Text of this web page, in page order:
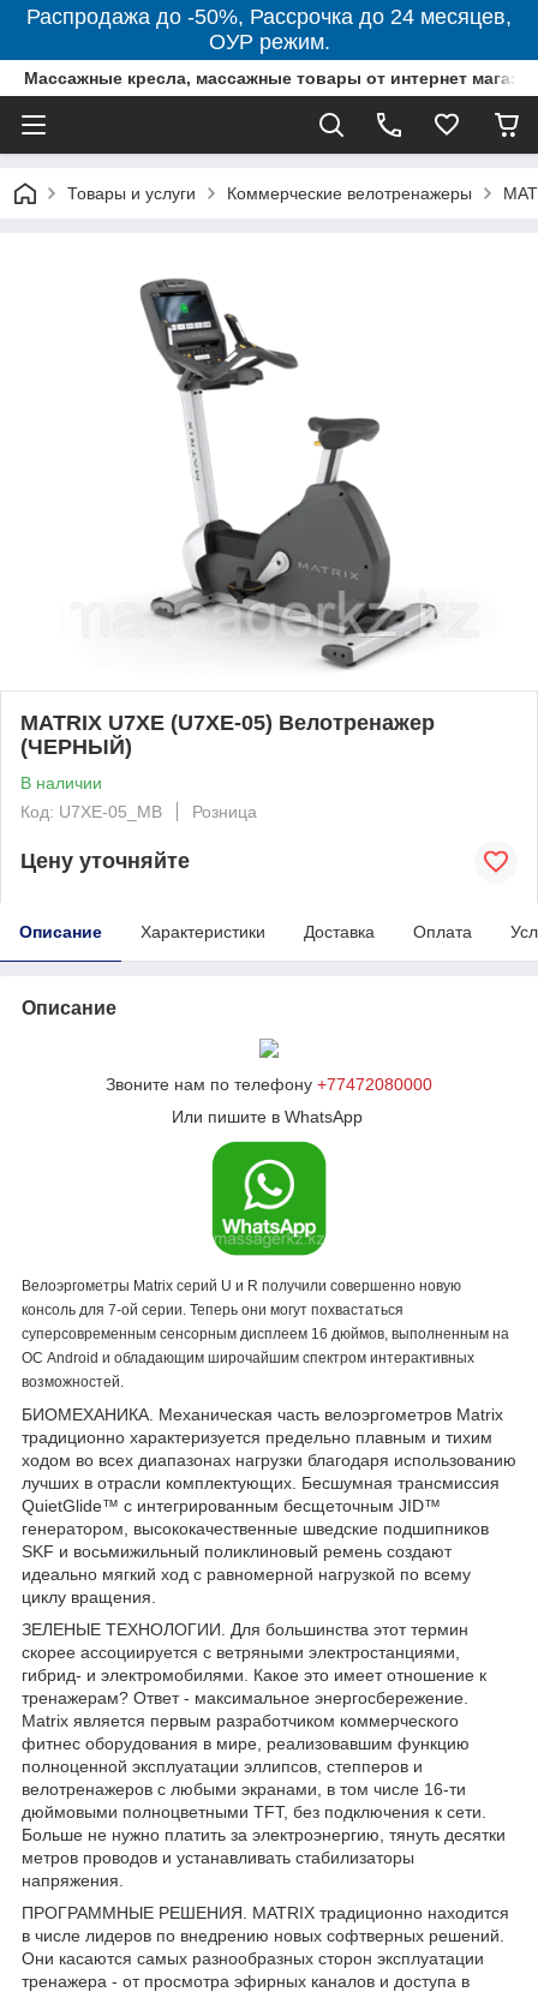
Распродажа до -50%, Рассрочка до 24 месяцев,
ОУР режим.
Массажные кресла, массажные товары от интернет
Товары и услуги Коммерческие велотренажеры
MATRIX U7XE (U7XE-05) Велотренажер
(ЧЕРНЫЙ)
В наличии
Код: U7XE-05_MB
Розница
Цену уточняйте
Описание Характеристики Доставка Оплата
Описание
Звоните нам по телефону +77472080000
Или пишите в WhatsApp
Велоэргометры Matrix серий U и R получили совершенно новую
консоль для 7-ой серии. Теперь они могут похвастаться
суперсовременным сенсорным дисплеем 16 дюймов, выполненным на
ОС Android и обладающим широчайшим спектром интерактивных
возможностей.
БИОМЕХАНИКА. Механическая часть велоэргометров Matrix
традиционно характеризуется предельно плавным и тихим
ходом во всех диапазонах нагрузки благодаря использованию
лучших в отрасли комплектующих. Бесшумная трансмиссия
QuietGlide™ с интегрированным беcщеточным JID™
генератором, высококачественные шведские подшипников
SKF и восьмижильный поликлиновый ремень создают
идеально мягкий ход с равномерной нагрузкой по всему
циклу вращения.
ЗЕЛЕНЫЕ ТЕХНОЛОГИИ. Для большинства этот термин
скорее ассоциируется с ветряными электростанциями,
гибрид- и электромобилями. Какое это имеет отношение к
тренажерам? Ответ - максимальное энергосбережение.
Matrix является первым разработчиком коммерческого
фитнес оборудования в мире, реализовавшим функцию
полноценной эксплуатации эллипсов, степперов и
велотренажеров с любыми экранами, в том числе 16-ти
дюймовыми полноцветными TFT, без подключения к сети.
Больше не нужно платить за электроэнергию, тянуть десятки
метров проводов и устанавливать стабилизаторы
напряжения.
ПРОГРАММНЫЕ РЕШЕНИЯ. MATRIX традиционно находится
в числе лидеров по внедрению новых софтверных решений.
Они касаются самых разнообразных сторон эксплуатации
тренажера - от просмотра эфирных каналов и доступа в